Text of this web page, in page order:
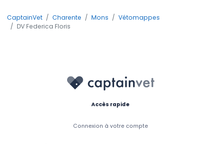
CaptainVet Charente Mons
Vétomappes
DV Federica Floris
Accès rapide
Connexion à votre compte